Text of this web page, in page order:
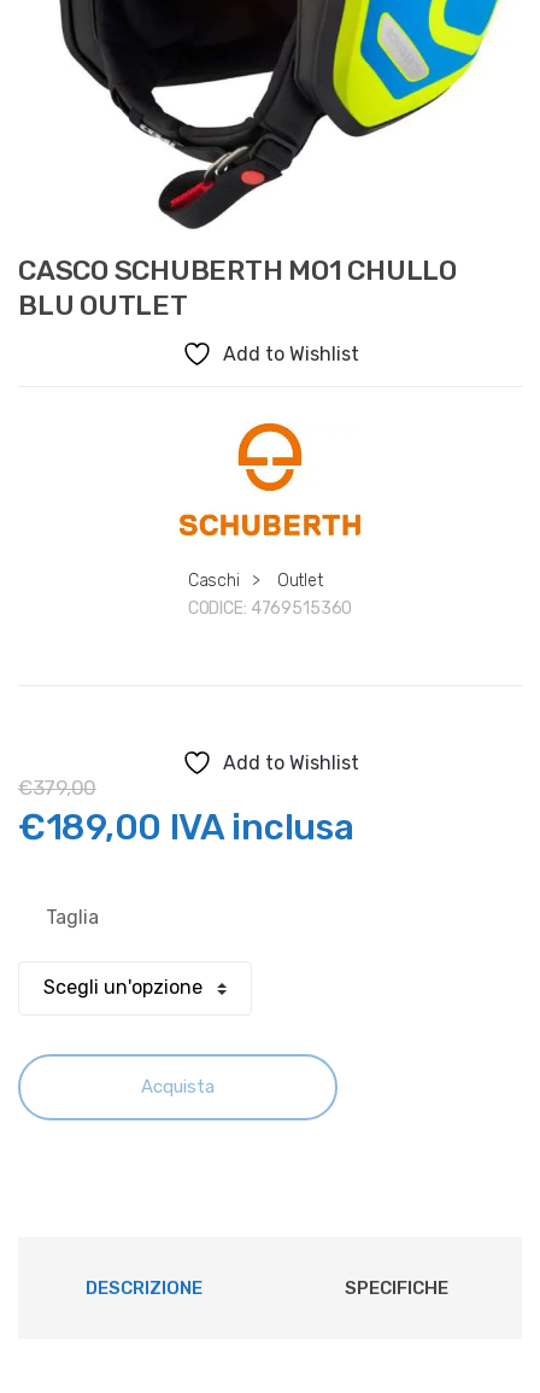
CASCO SCHUBERTH MO1 CHULLO
BLU OUTLET
Add to Wishlist
Caschi >
Outlet
CODICE: 4769515360
Add to Wishlist
€379,00
Il
originale
era:
€379,00.
€189,00 Il
è:
€189,00.
IVA inclusa
Taglia
CASCO
quantità
Acquista
DESCRIZIONE SPECIFICHE